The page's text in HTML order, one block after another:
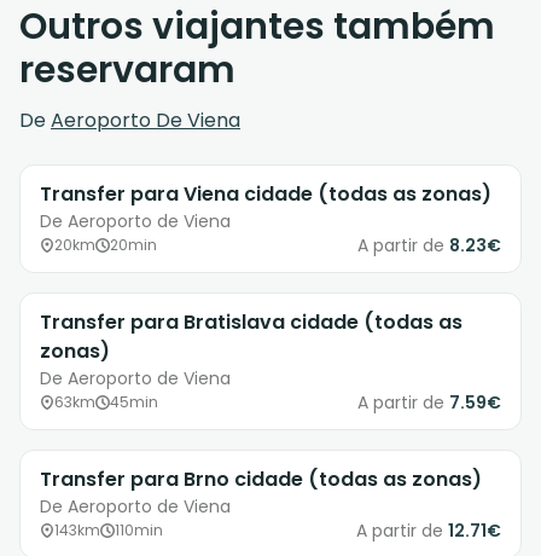
Outros viajantes também
reservaram
DeAeroporto De Viena
Transfer para Viena cidade (todas as zonas)
De Aeroporto de Viena
20km 20min A partir de 8.23€
Transfer para Bratislava cidade (todas as
zonas)
De Aeroporto de Viena
63km 45min A partir de 7.59€
Transfer para Brno cidade (todas as zonas)
De Aeroporto de Viena
143km 110min A partir de 12.71€